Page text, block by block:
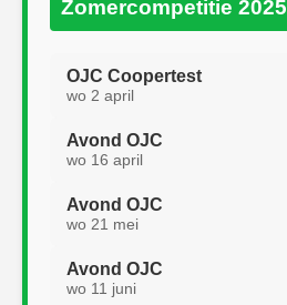
Zomercompetitie 2025
OJC Coopertest
wo 2 april
Avond OJC
wo 16 april
Avond OJC
wo 21 mei
Avond OJC
wo 11 juni